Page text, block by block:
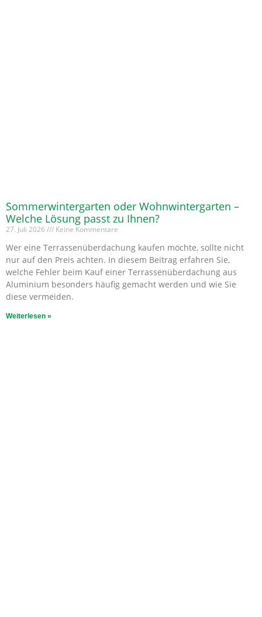
Sommerwintergarten oder Wohnwintergarten –
Welche Lösung passt zu Ihnen?
27. Juli 2026 Keine Kommentare
Wer eine Terrassenüberdachung kaufen möchte, sollte nicht
nur auf den Preis achten. In diesem Beitrag erfahren Sie,
welche Fehler beim Kauf einer Terrassenüberdachung aus
Aluminium besonders häufig gemacht werden und wie Sie
diese vermeiden.
Weiterlesen »